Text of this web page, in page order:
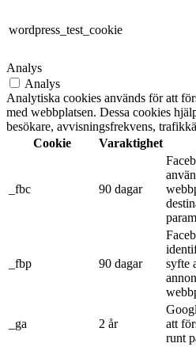
wordpress_test_cookie
Analys
Analys
Analytiska cookies används för att
med webbplatsen. Dessa cookies
besökare, avvisningsfrekvens,
Cookie
Varaktighet
_fbc 90 dagar
_fbp 90 dagar
syfte
_ga 2 år
att
runt